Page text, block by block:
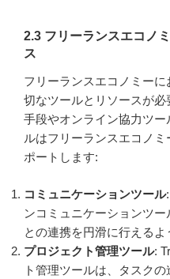
2.3 フリーランスエコノ
ス
フリーランスエコノミー
切なツールとリソースが
手段やオンライン協力ツ
ルはフリーランスエコノ
ポートします:
コミュニケーションツール
ンコミュニケーションツ
との連携を円滑に行えるよ
プロジェクト管理ツール:
ト管理ツールは、タスク